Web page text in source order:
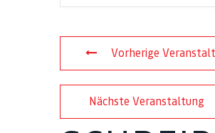
Vorherige
Nächste Veranstaltung